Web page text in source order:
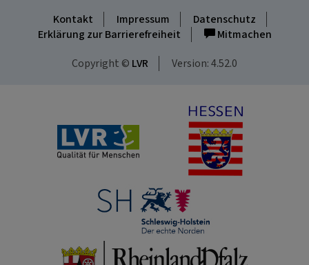
Kontakt Impressum
Datenschutz
Erklärung zur Barrierefreiheit
Mitmachen
Copyright © LVR Version: 4.52.0